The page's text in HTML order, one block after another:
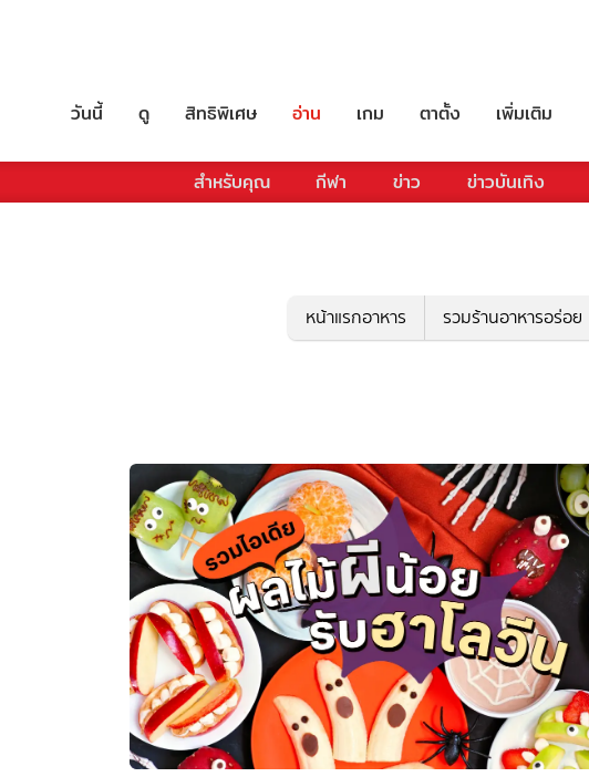
วันนี้ ดู สิทธิพิเศษ อ่าน เกม ตาตั้ง เพิ่มเติม
สำหรับคุณ กีฬา ข่าว ข่าวบันเทิง
หน้าแรกอาหาร รวมร้านอาหารอร่อย